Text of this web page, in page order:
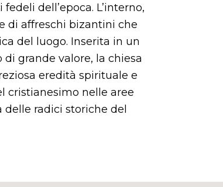
dell’epoca. L’interno,
di affreschi bizantini che
del luogo. Inserita in un
grande valore, la chiesa
eredità spirituale e
cristianesimo nelle aree
radici storiche del